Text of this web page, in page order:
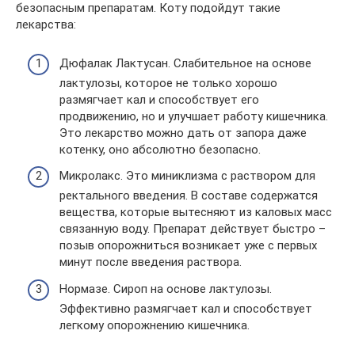
безопасным препаратам. Коту подойдут такие
лекарства:
Дюфалак Лактусан. Слабительное на основе
лактулозы, которое не только хорошо
размягчает кал и способствует его
продвижению, но и улучшает работу кишечника.
Это лекарство можно дать от запора даже
котенку, оно абсолютно безопасно.
Микролакс. Это миниклизма с раствором для
ректального введения. В составе содержатся
вещества, которые вытесняют из каловых масс
связанную воду. Препарат действует быстро –
позыв опорожниться возникает уже с первых
минут после введения раствора.
Нормазе. Сироп на основе лактулозы.
Эффективно размягчает кал и способствует
легкому опорожнению кишечника.